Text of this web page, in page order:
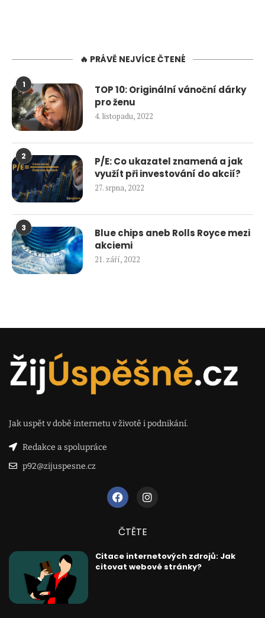
🔥 PRÁVĚ NEJVÍCE ČTENÉ
1
TOP 10: Originální vánoční dárky
pro ženu
4. listopadu, 2022
2
P/E: Co ukazatel znamená a jak
využít při investování do akcií?
27. srpna, 2022
3
Blue chips aneb Rolls Royce mezi
akciemi
21. září, 2022
Jak uspět v době internetu v životě i podnikání.
Redakce a spolupráce
p92@zijuspesne.cz
ČTĚTE
Citace internetových zdrojů: Jak
citovat webové stránky?